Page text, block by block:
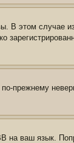
В этом случае
прежнему
ваш язык.